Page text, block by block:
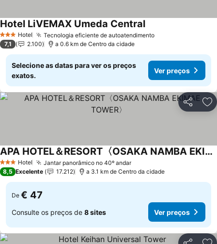
3 EstrelasHotel Tecnologia eficiente de autoatendimentoVer preços
Hotel LiVEMAX Umeda CentralVer preços
7,1 2.100 a 0.6 km de Centro da cidade
Selecione as datas para ver os preços
exatos.
Ver preços
Partilhar
3 EstrelasHotel Jantar panorâmico no 40º andarVer preços
APA HOTEL＆RESORT〈OSAKA NAMBA EKIMAE TOWER〉
Ver preços
8,5 Excelente 17.212 a 3.1 km de Centro da cidade
De € 47
Consulte os preços de 8 sites Ver preços